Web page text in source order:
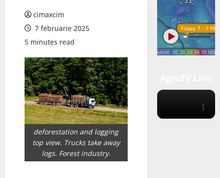
cimaxcim
7 februarie 2025
5 minutes read
deforestation and logging
top view. Trucks take away
logs. Forest industry.